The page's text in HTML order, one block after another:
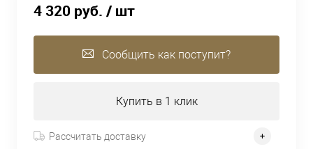
4 320 руб. / шт
Сообщить как поступит?
Купить в 1 клик
Рассчитать доставку